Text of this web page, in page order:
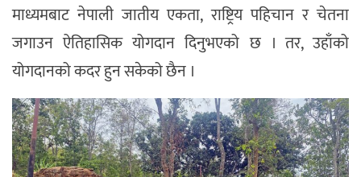
माध्यमबाट नेपाली जातीय एकता, राष्ट्रिय पहिचान र चेतना
जगाउन ऐतिहासिक योगदान दिनुभएको छ । तर, उहाँको
योगदानको कदर हुन सकेको छैन ।